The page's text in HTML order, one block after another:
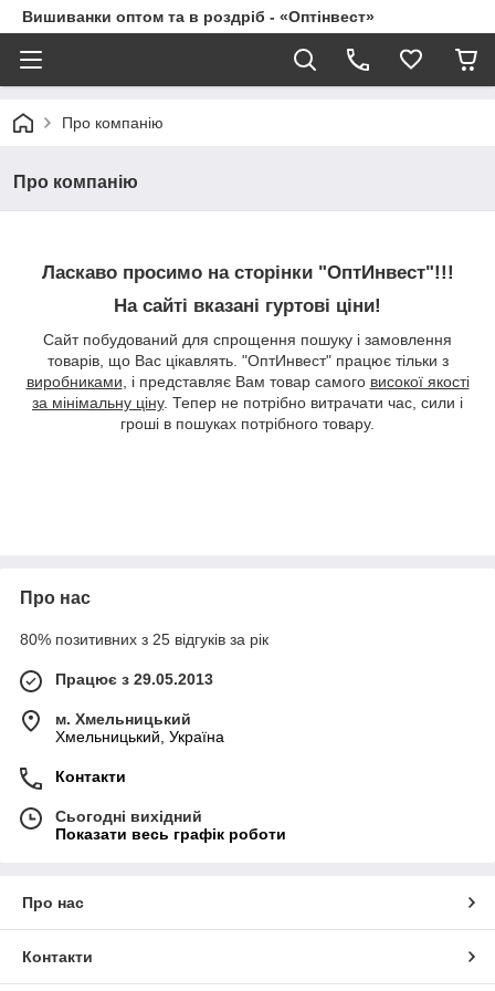
Вишиванки оптом та в роздріб - «Оптінвест»
Про компанію
Про компанію
Ласкаво просимо на сторінки "ОптИнвест"!!!
На сайті вказані гуртові ціни!
Сайт побудований для спрощення пошуку і замовлення
товарів, що Вас цікавлять. "ОптИнвест" працює тільки з
виробниками , і представляє Вам товар самого високої якості
за мінімальну ціну. Тепер не потрібно витрачати час, сили і
гроші в пошуках потрібного товару.
Про нас
80% позитивних з 25 відгуків за рік
Працює з 29.05.2013
м. Хмельницький
Хмельницький, Україна
Контакти
Сьогодні вихідний
Показати весь графік роботи
Про нас
Контакти